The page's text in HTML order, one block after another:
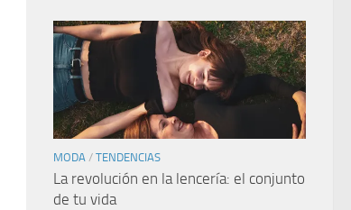
MODA / TENDENCIAS
La revolución en la lencería: el conjunto
de tu vida